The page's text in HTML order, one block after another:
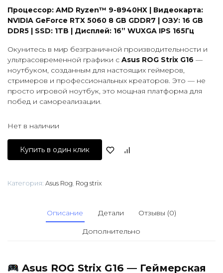
Процессор: AMD Ryzen™ 9-8940HX | Видеокарта:
NVIDIA GeForce RTX 5060 8 GB GDDR7 | ОЗУ: 16 GB
DDR5 | SSD: 1TB | Дисплей: 16” WUXGA IPS 165Гц
Окунитесь в мир безграничной производительности и
ультрасовременной графики с Asus ROG Strix G16 —
ноутбуком, созданным для настоящих геймеров,
стримеров и профессиональных креаторов. Это — не
просто игровой ноутбук, это мощная платформа для
побед и самореализации.
Нет в наличии
Купить в один клик
Категория: Asus Rog Rog strix
Описание Детали Отзывы (0)
Дополнительно
Asus ROG Strix G16 — Геймерская